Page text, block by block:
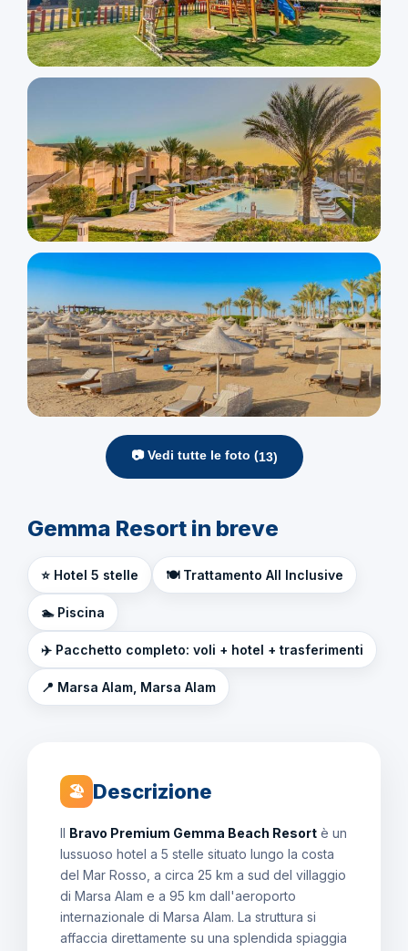
📷 Vedi tutte le foto (13)
Gemma Resort in breve
⭐ Hotel 5 stelle 🍽️ Trattamento All Inclusive
🏊 Piscina
✈️ Pacchetto completo: voli + hotel + trasferimenti
📍 Marsa Alam, Marsa Alam
🏖 Descrizione
Il Bravo Premium Gemma Beach Resort è un
lussuoso hotel a 5 stelle situato lungo la costa
del Mar Rosso, a circa 25 km a sud del villaggio
di Marsa Alam e a 95 km dall'aeroporto
internazionale di Marsa Alam. La struttura si
affaccia direttamente su una splendida spiaggia